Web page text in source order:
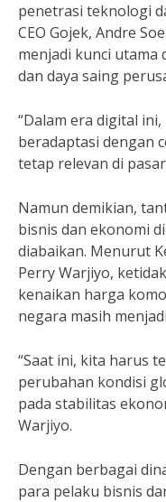
penetrasi teknologi
CEO Gojek, Andre
menjadi kunci utama
dan daya saing
“Dalam era digital
beradaptasi dengan
tetap relevan di
Namun demikian,
bisnis dan ekonomi
diabaikan. Menurut
Perry Warjiyo,
kenaikan harga
negara masih
“Saat ini, kita harus
perubahan kondisi
pada stabilitas
Warjiyo.
Dengan berbagai
para pelaku bisnis